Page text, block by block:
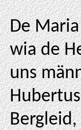
De
wia de
uns